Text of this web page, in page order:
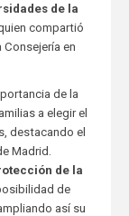
de la
quien compartió
en
de la
a elegir el
destacando el
Madrid.
de la
de
así su